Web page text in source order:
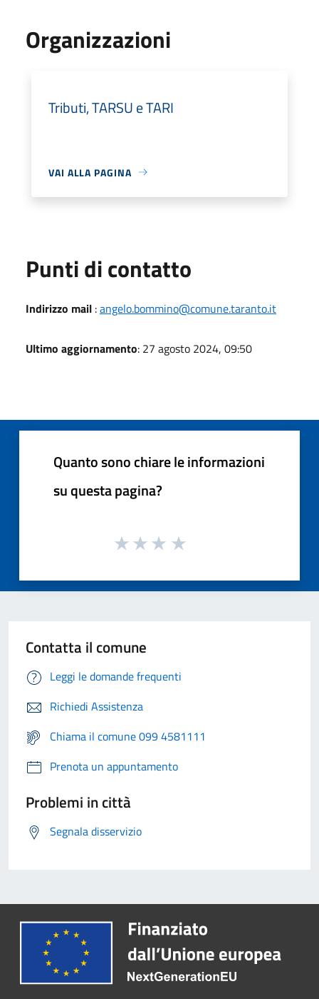
Organizzazioni
Tributi, TARSU e TARI
VAI ALLA PAGINA
Punti di contatto
Indirizzo mail :angelo.bommino@comune.taranto.it
Ultimo aggiornamento: 27 agosto 2024, 09:50
Quanto sono chiare le informazioni
su questa pagina?
Contatta il comune
Leggi le domande frequenti
Richiedi Assistenza
Chiama il comune 099 4581111
Prenota un appuntamento
Problemi in città
Segnala disservizio